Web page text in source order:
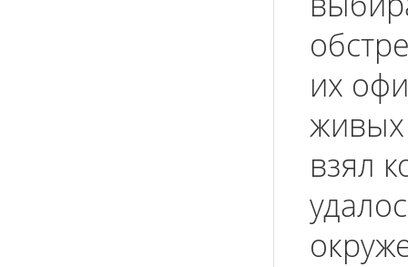
их
живых
взял